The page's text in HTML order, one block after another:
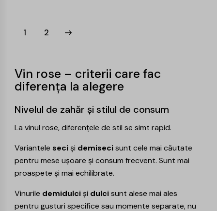
1 2
→
Vin rose – criterii care fac
diferența la alegere
Nivelul de zahăr și stilul de consum
La vinul rose, diferențele de stil se simt rapid.
Variantele seciși demisecisunt cele mai căutate
pentru mese ușoare și consum frecvent. Sunt mai
proaspete și mai echilibrate.
Vinurile demidulciși dulcisunt alese mai ales
pentru gusturi specifice sau momente separate, nu